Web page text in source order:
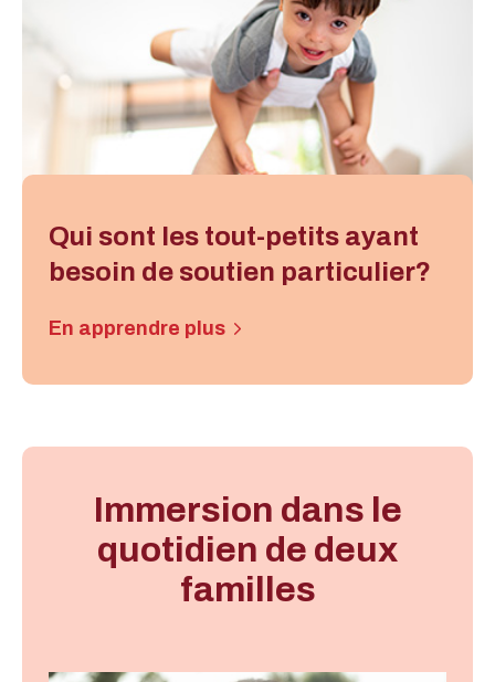
Qui sont les tout-petits ayant
besoin de soutien particulier?
En apprendre plus
Immersion dans le
quotidien de deux
familles